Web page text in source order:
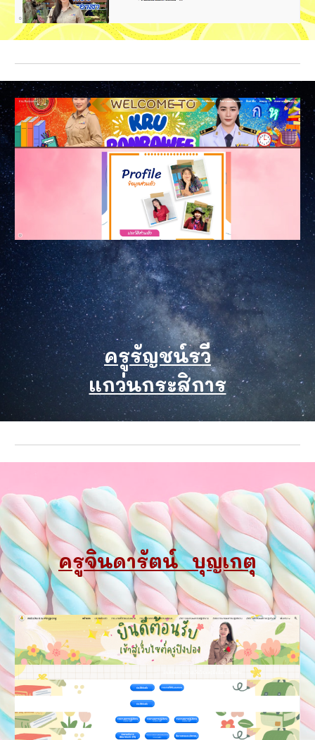
ครูรัญชน์รวี
แกว่นกระสิการ
ครูจินดารัตน์ บุญเกตุ